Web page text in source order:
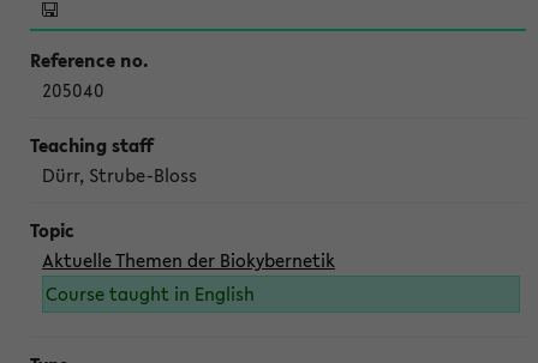
205040
Dürr, Strube-Bloss
Aktuelle Themen der Biokybernetik
Course taught in English